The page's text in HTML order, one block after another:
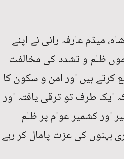
میڈم عارفہ رانی نے اپنے
ظلم و تشدد کی مخالفت
کرتے ہیں اور امن و سکون کا
ایک طرف تو ترقی یافتہ اور
اور کشمیر عوام پر ظلم
بہنوں کی عزت پامال کر رہے